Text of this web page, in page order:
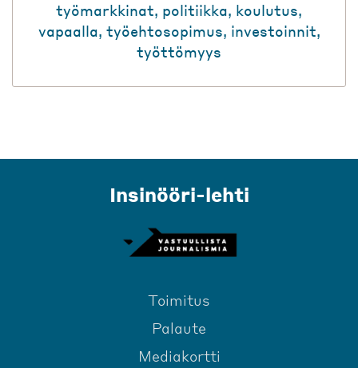
työmarkkinat, politiikka, koulutus,
vapaalla, työehtosopimus, investoinnit,
työttömyys
Insinööri-lehti
Toimitus
Palaute
Mediakortti